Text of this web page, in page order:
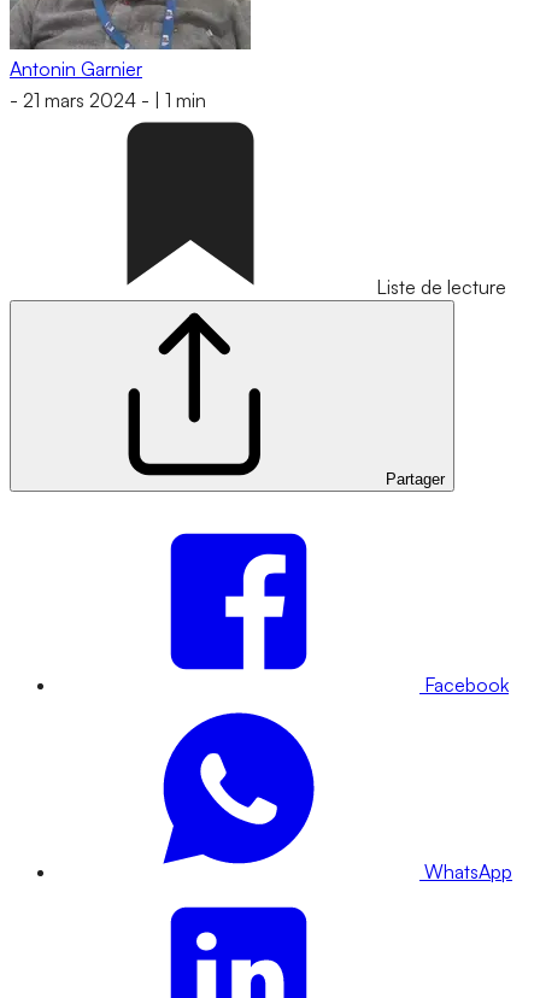
Antonin Garnier
- 21 mars 2024 - 1 min
Liste de lecture
Partager
Facebook
WhatsApp